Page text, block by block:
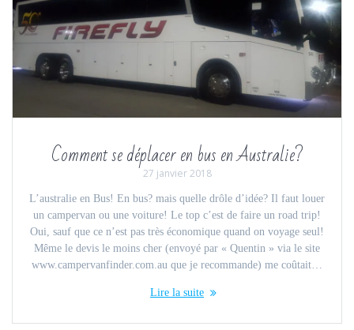
Comment se déplacer en bus en Australie?
27 janvier 2018
L’australie en Bus! En bus? mais quelle drôle d’idée? Il faut louer
un campervan ou une voiture! Le top c’est de faire un road trip!
Oui, sauf que ce n’est pas très économique quand on voyage seul!
Même le devis le moins cher (envoyé par « Quentin » via le site
www.campervanfinder.com.au que je recommande) me coûtait…
Lire la suite